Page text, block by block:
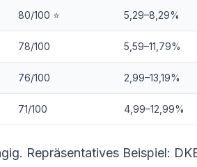
80/100 ⭐ 5,29–8,29%
78/100 5,59–11,79%
76/100 2,99–13,19%
71/100 4,99–12,99%
Repräsentatives Beispiel: